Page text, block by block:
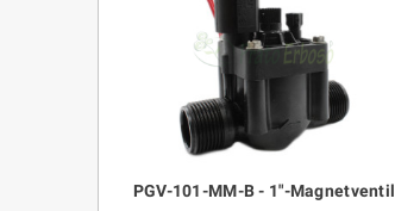
PGV-101-MM-B - 1"-Magnetventil